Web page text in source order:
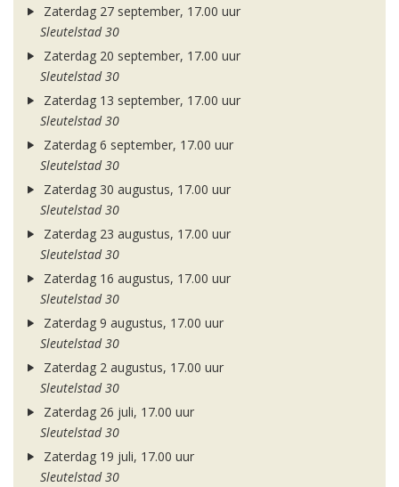
Zaterdag 27 september, 17.00 uur
Sleutelstad 30
Zaterdag 20 september, 17.00 uur
Sleutelstad 30
Zaterdag 13 september, 17.00 uur
Sleutelstad 30
Zaterdag 6 september, 17.00 uur
Sleutelstad 30
Zaterdag 30 augustus, 17.00 uur
Sleutelstad 30
Zaterdag 23 augustus, 17.00 uur
Sleutelstad 30
Zaterdag 16 augustus, 17.00 uur
Sleutelstad 30
Zaterdag 9 augustus, 17.00 uur
Sleutelstad 30
Zaterdag 2 augustus, 17.00 uur
Sleutelstad 30
Zaterdag 26 juli, 17.00 uur
Sleutelstad 30
Zaterdag 19 juli, 17.00 uur
Sleutelstad 30